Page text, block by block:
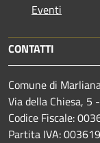
Eventi
CONTATTI
Comune di
Via della Chiesa,
Codice Fiscale:
Partita IVA: